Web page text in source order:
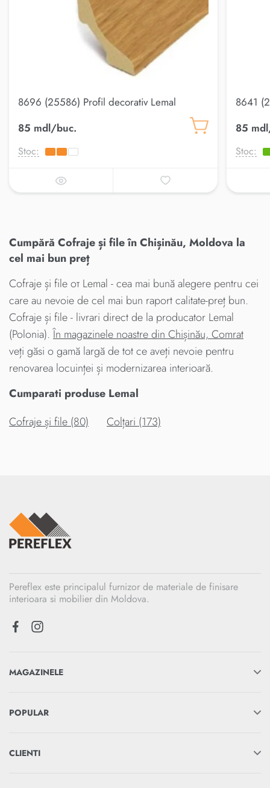
8696 (25586) Profil decorativ Lemal
85 mdl/buc.
Stoc:
8641
85
Stoc:
Cumpără Cofraje și file în Chișinău, Moldova la
cel mai bun preț
Cofraje și file от Lemal - cea mai bună alegere pentru cei
care au nevoie de cel mai bun raport calitate-preț bun.
Cofraje și file - livrari direct de la producator Lemal
(Polonia).În magazinele noastre din Chișinău, Comrat
veți găsi o gamă largă de tot ce aveți nevoie pentru
renovarea locuinței și modernizarea interioară.
Cumparati produse Lemal
Cofraje și file (80)
Colțari (173)
Pereflex este principalul furnizor de materiale de finisare
interioara si mobilier din Moldova.
MAGAZINELE
POPULAR
CLIENTI